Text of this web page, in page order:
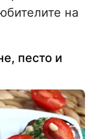
на
песто и